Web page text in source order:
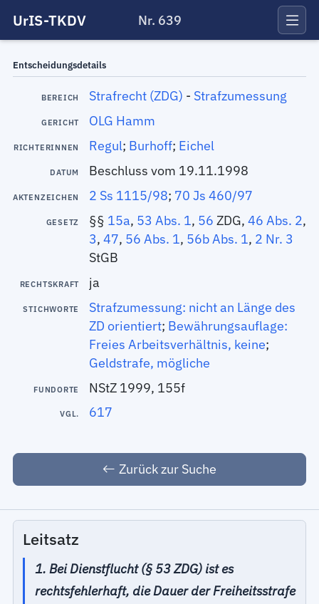
UrIS-TKDV Nr. 639
Entscheidungsdetails
BEREICH Strafrecht (ZDG) - Strafzumessung
GERICHT OLG Hamm
RICHTERINNEN Regul; Burhoff; Eichel
DATUM Beschluss vom 19.11.1998
AKTENZEICHEN 2 Ss 1115/98; 70 Js 460/97
GESETZ §§ 15a, 53 Abs. 1, 56 ZDG, 46 Abs. 2,
3, 47, 56 Abs. 1, 56b Abs. 1, 2 Nr. 3
StGB
RECHTSKRAFT ja
STICHWORTE
Strafzumessung: nicht an Länge des
ZD orientiert; Bewährungsauflage:
Freies Arbeitsverhältnis, keine;
Geldstrafe, mögliche
FUNDORTE NStZ 1999, 155f
VGL. 617
Zurück zur Suche
Leitsatz
1. Bei Dienstflucht (§ 53 ZDG) ist es
rechtsfehlerhaft, die Dauer der Freiheitsstrafe